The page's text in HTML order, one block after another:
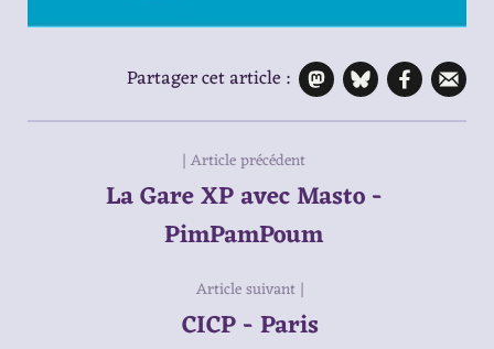
Partager cet article :
| Article précédent
La Gare XP avec Masto -
PimPamPoum
Article suivant |
CICP - Paris